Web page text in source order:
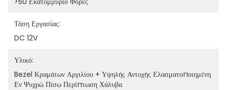
Τάση Εργασίας:
DC 12V
Υλικό:
Bezel Κραμάτων Αργιλίου + Υψηλής Αντοχής Ελασματοποιημένη
Εν Ψυχρώ Πίσω Περίπτωση Χάλυβα